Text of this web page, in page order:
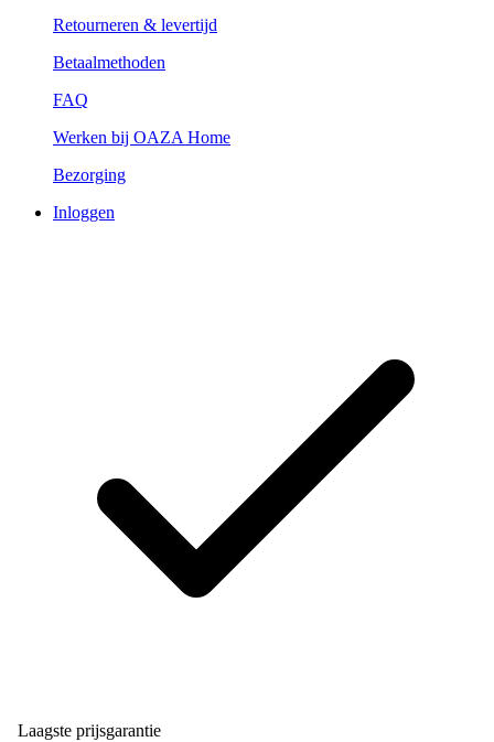
Retourneren & levertijd
Betaalmethoden
FAQ
Werken bij OAZA Home
Bezorging
Inloggen
Laagste prijsgarantie